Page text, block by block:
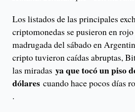
Los listados de las principales
criptomonedas se pusieron en
madrugada del sábado en
cripto tuvieron caídas abruptas,
las miradas ya que tocó un piso
dólares cuando hace pocos días
.